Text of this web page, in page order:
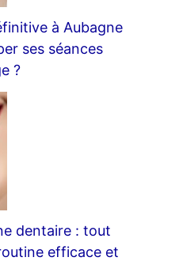
à Aubagne
ses séances
?
dentaire : tout
efficace et